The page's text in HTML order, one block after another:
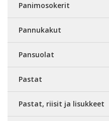
Panimosokerit
Pannukakut
Pansuolat
Pastat
Pastat, riisit ja lisukkeet